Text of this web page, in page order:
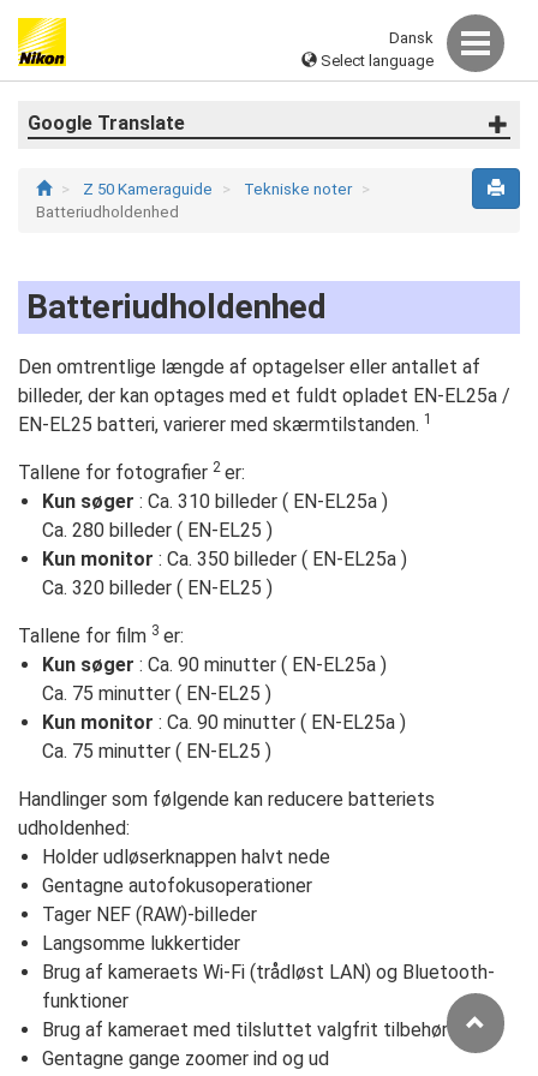
Dansk
Select language
Google Translate
Z 50 Kameraguide
Tekniske noter
Batteriudholdenhed
Batteriudholdenhed
Den omtrentlige længde af optagelser eller antallet af
billeder, der kan optages med et fuldt opladet EN-EL25a /
EN-EL25 batteri, varierer med skærmtilstanden. 1
Tallene for fotografier 2 er:
Kun søger : Ca. 310 billeder ( EN-EL25a )
Ca. 280 billeder ( EN-EL25 )
Kun monitor : Ca. 350 billeder ( EN-EL25a )
Ca. 320 billeder ( EN-EL25 )
Tallene for film 3 er:
Kun søger : Ca. 90 minutter ( EN-EL25a )
Ca. 75 minutter ( EN-EL25 )
Kun monitor : Ca. 90 minutter ( EN-EL25a )
Ca. 75 minutter ( EN-EL25 )
Handlinger som følgende kan reducere batteriets
udholdenhed:
Holder udløserknappen halvt nede
Gentagne autofokusoperationer
Tager NEF (RAW)-billeder
Langsomme lukkertider
Brug af kameraets Wi-Fi (trådløst LAN) og Bluetooth-
funktioner
Brug af kameraet med tilsluttet valgfrit tilbehør
Gentagne gange zoomer ind og ud